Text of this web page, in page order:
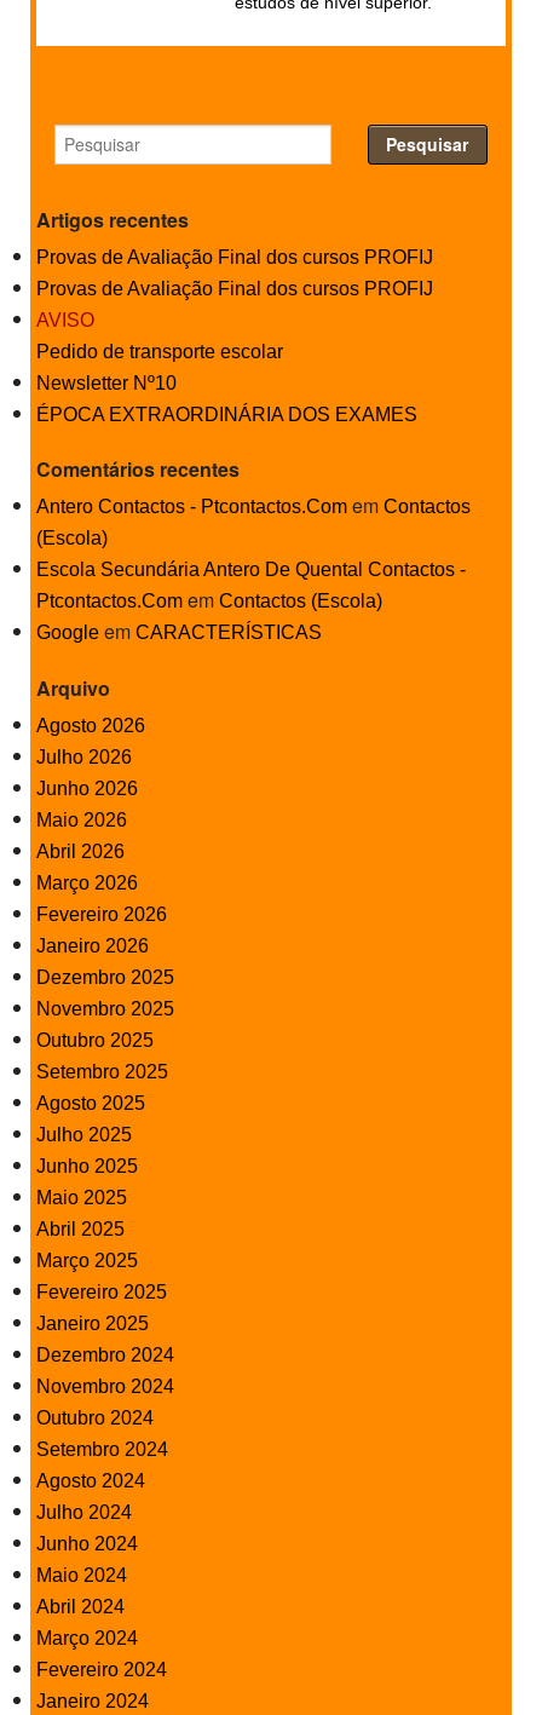
PROFESSORES
Artigos recentes
Provas de Avaliação Final dos cursos PROFIJ
Provas de Avaliação Final dos cursos PROFIJ
AVISO
Pedido de transporte escolar
Newsletter Nº10
ÉPOCA EXTRAORDINÁRIA DOS EXAMES
Comentários recentes
Antero Contactos - Ptcontactos.Com em Contactos
(Escola)
Escola Secundária Antero De Quental Contactos -
Ptcontactos.Com em Contactos (Escola)
Google em CARACTERÍSTICAS
Arquivo
Agosto 2026
Julho 2026
Junho 2026
Maio 2026
Abril 2026
Março 2026
Fevereiro 2026
Janeiro 2026
Dezembro 2025
Novembro 2025
Outubro 2025
Setembro 2025
Agosto 2025
Julho 2025
Junho 2025
Maio 2025
Abril 2025
Março 2025
Fevereiro 2025
Janeiro 2025
Dezembro 2024
Novembro 2024
Outubro 2024
Setembro 2024
Agosto 2024
Julho 2024
Junho 2024
Maio 2024
Abril 2024
Março 2024
Fevereiro 2024
Janeiro 2024